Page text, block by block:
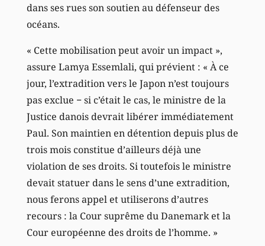
dans ses rues son soutien au défenseur des
océans.
« Cette mobilisation peut avoir un impact »,
assure Lamya Essemlali, qui prévient : « À ce
jour, l’extradition vers le Japon n’est toujours
pas exclue − si c’était le cas, le ministre de la
Justice danois devrait libérer immédiatement
Paul. Son maintien en détention depuis plus de
trois mois constitue d’ailleurs déjà une
violation de ses droits. Si toutefois le ministre
devait statuer dans le sens d’une extradition,
nous ferons appel et utiliserons d’autres
recours : la Cour suprême du Danemark et la
Cour européenne des droits de l’homme. »